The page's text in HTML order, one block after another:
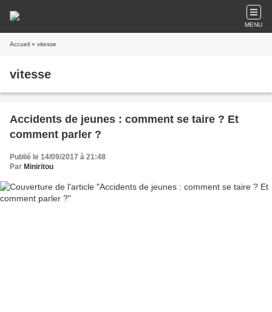
MENU
Accueil » vitesse
vitesse
Accidents de jeunes : comment se taire ? Et
comment parler ?
Publié le 14/09/2017 à 21:48
Par Miniritou